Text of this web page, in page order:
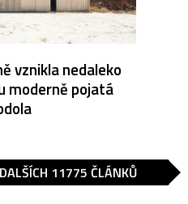
vznikla nedaleko
moderně pojatá
DALŠÍCH 11775 ČLÁNKŮ